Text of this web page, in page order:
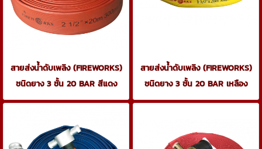
สายส่งน้ำดับเพลิง (FIREWORKS)
ชนิดยาง 3 ชั้น 20 BAR สีแดง
สายส่งน้ำดับเพลิง (FIREWORKS)
ชนิดยาง 3 ชั้น 20 BAR เหลือง